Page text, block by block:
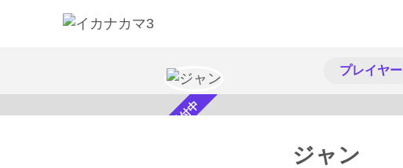
プレイヤー
スカウト受付中 ジャン